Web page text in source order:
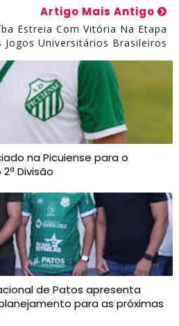
Artigo Mais Antigo
Estreia Com Vitória Na Etapa
Jogos Universitários Brasileiros
na Picuiense para o
Divisão
de Patos apresenta
para as próximas